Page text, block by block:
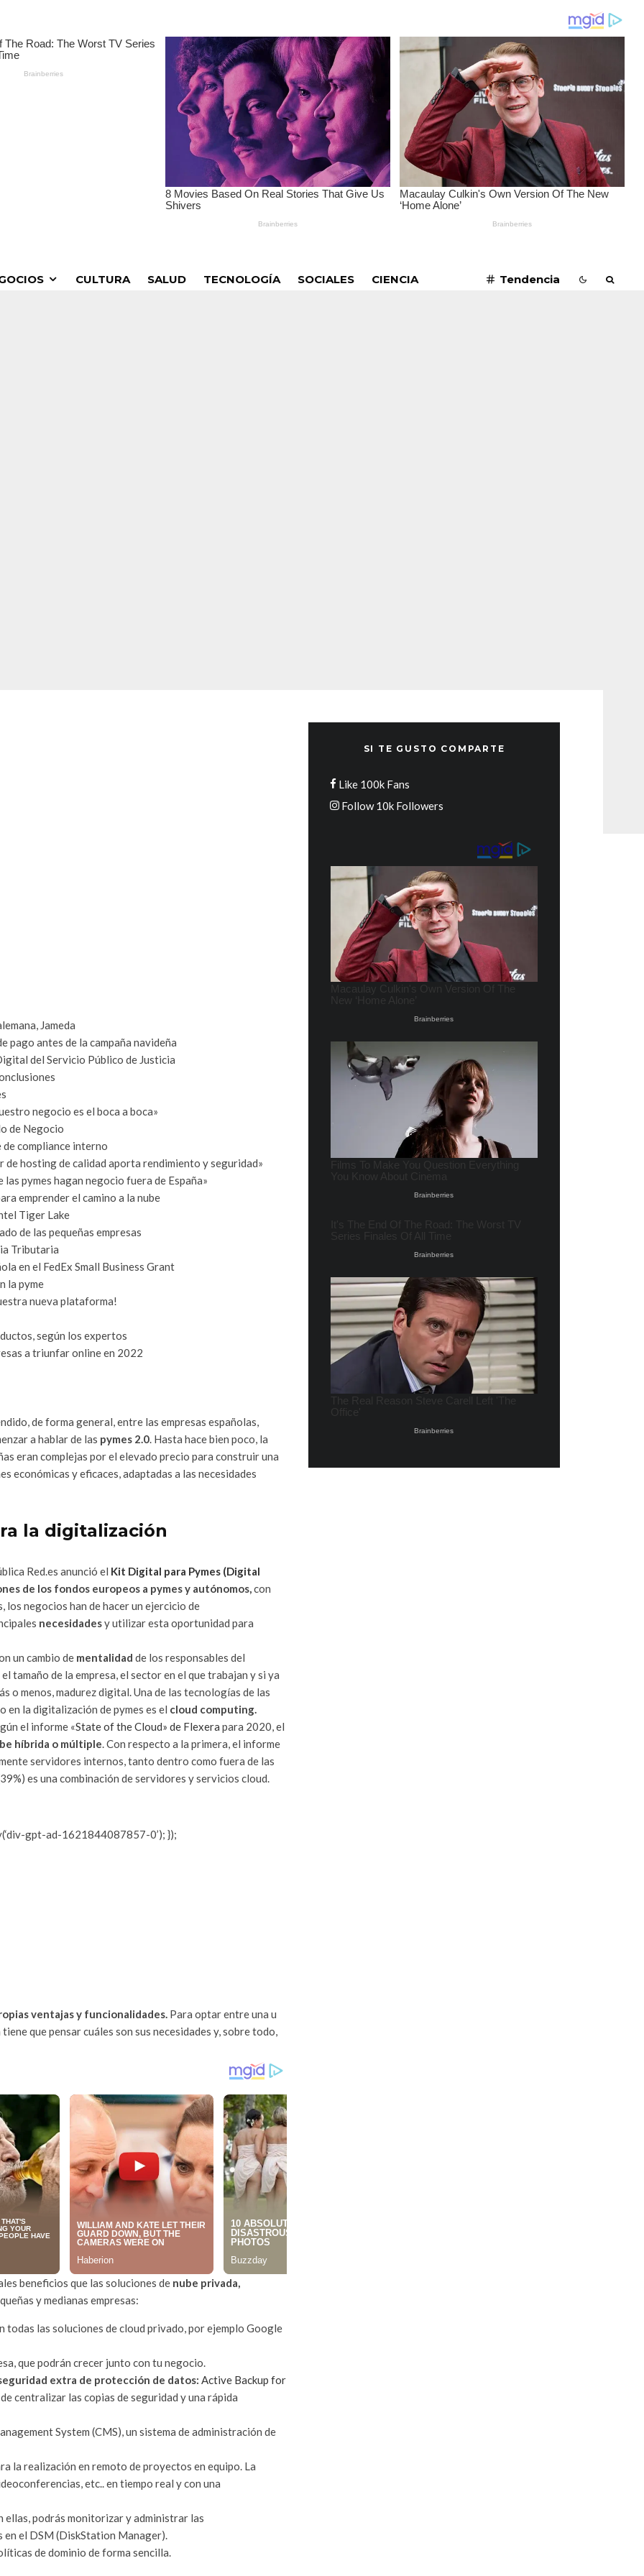
CULTURA SALUD TECNOLOGÍA SOCIALES CIENCIA Tendencia
Jameda
pago antes de la campaña navideña
del Servicio Público de Justicia
negocio es el boca a boca»
de Negocio
de compliance interno
de hosting de calidad aporta rendimiento y seguridad»
pymes hagan negocio fuera de España»
emprender el camino a la nube
Tiger Lake
de las pequeñas empresas
Tributaria
en el FedEx Small Business Grant
la pyme
nueva plataforma!
según los expertos
a triunfar online en 2022
de forma general, entre las empresas españolas,
a hablar de las pymes 2.0. Hasta hace bien poco, la
eran complejas por el elevado precio para construir una
económicas y eficaces, adaptadas a las necesidades
la digitalización
Red.es anunció el Kit Digital para Pymes (Digital
de los fondos europeos a pymes y autónomos,con
los negocios han de hacer un ejercicio de
necesidadesy utilizar esta oportunidad para
un cambio de mentalidad de los responsables del
tamaño de la empresa, el sector en el que trabajan y si ya
o menos, madurez digital. Una de las tecnologías de las
en la digitalización de pymes es el cloud computing.
el informe «State of the Cloud» de Flexera para 2020, el
híbrida o múltiple. Con respecto a la primera, el informe
servidores internos, tanto dentro como fuera de las
es una combinación de servidores y servicios cloud.
gpt-ad-1621844087857-0’); });
ventajas y funcionalidades. Para optar entre una u
que pensar cuáles son sus necesidades y, sobre todo,
beneficios que las soluciones de nube privada,
y medianas empresas:
todas las soluciones de cloud privado, por ejemplo Google
que podrán crecer junto con tu negocio.
extra de protección de datos: Active Backup for
centralizar las copias de seguridad y una rápida
System (CMS), un sistema de administración de
la realización en remoto de proyectos en equipo. La
etc.. en tiempo real y con una
ellas, podrás monitorizar y administrar las
en el DSM (DiskStation Manager).
de dominio de forma sencilla.
SI TE GUSTO COMPARTE
Like 100k Fans
Follow10k Followers